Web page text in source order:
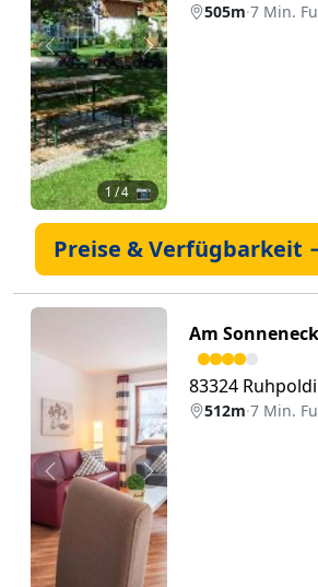
Zurück Weiter
1 / 4 📷
505m·7 Min.
Preise & Verfügbarkeit
Zurück Weiter
Am
83324
512m·7 Min.